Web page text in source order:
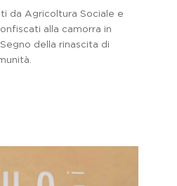
da Agricoltura Sociale e
alla camorra in
della rinascita di